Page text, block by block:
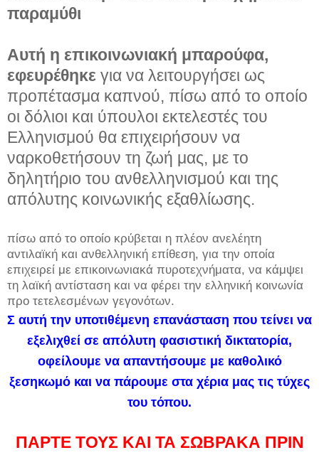
παραμύθι
Αυτή η επικοινωνιακή μπαρούφα,
εφευρέθηκε για να λειτουργήσει ως
προπέτασμα καπνού, πίσω από το οποίο
οι δόλιοι και ύπουλοι εκτελεστές του
Ελληνισμού θα επιχειρήσουν να
ναρκοθετήσουν τη ζωή μας, με το
δηλητήριο του ανθελληνισμού και της
απόλυτης κοινωνικής εξαθλίωσης.
πίσω από το οποίο κρύβεται η πλέον ανελέητη
αντιλαϊκή και ανθελληνική επίθεση, για την οποία
επιχειρεί με επικοινωνιακά πυροτεχνήματα, να κάμψει
τη λαϊκή αντίσταση και να φέρει την ελληνική κοινωνία
προ τετελεσμένων γεγονότων.
Σ αυτή την υποτιθέμενη επανάσταση που τείνει να
εξελιχθεί σε απόλυτη φασιστική δικτατορία,
οφείλουμε να απαντήσουμε με καθολικό
ξεσηκωμό και να πάρουμε στα χέρια μας τις τύχες
του τόπου.
ΠΑΡΤΕ ΤΟΥΣ ΚΑΙ ΤΑ ΣΩΒΡΑΚΑ ΠΡΙΝ